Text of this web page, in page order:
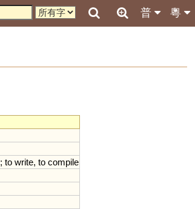
粵
普
; to write, to compile